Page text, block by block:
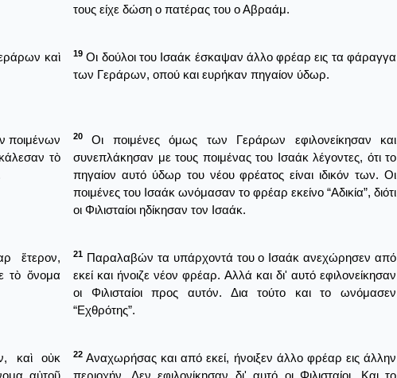
τους είχε δώση ο πατέρας του ο Αβραάμ.
καὶ
19 Οι δούλοι του Ισαάκ έσκαψαν άλλο φρέαρ εις τα φάραγγα
των Γεράρων, οπού και ευρήκαν πηγαίον ύδωρ.
ποιμένων
τὸ
20
Οι ποιμένες όμως των Γεράρων εφιλονείκησαν και
συνεπλάκησαν με τους ποιμένας του Ισαάκ λέγοντες, ότι το
πηγαίον αυτό ύδωρ του νέου φρέατος είναι ιδικόν των. Οι
ποιμένες του Ισαάκ ωνόμασαν το φρέαρ εκείνο “Αδικία”, διότι
οι Φιλισταίοι ηδίκησαν τον Ισαάκ.
ἕτερον,
τὸ ὄνομα
21 Παραλαβών τα υπάρχοντά του ο Ισαάκ ανεχώρησεν από
εκεί και ήνοιζε νέον φρέαρ. Αλλά και δι' αυτό εφιλονείκησαν
οι Φιλισταίοι προς αυτόν. Δια τούτο και το ωνόμασεν
“Εχθρότης”.
καὶ οὐκ
αὐτοῦ
22 Αναχωρήσας και από εκεί, ήνοιξεν άλλο φρέαρ εις άλλην
περιοχήν. Δεν εφιλονίκησαν δι' αυτό οι Φιλισταίοι. Και το